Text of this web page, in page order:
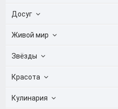
Досуг
Живой мир
Звёзды
Красота
Кулинария